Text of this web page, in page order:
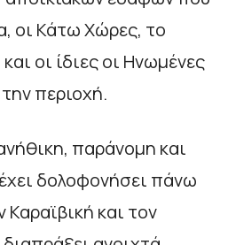
οι Κάτω Χώρες, το
οι ίδιες οι Ηνωμένες
περιοχή.
παράνομη και
δολοφονήσει πάνω
και τον